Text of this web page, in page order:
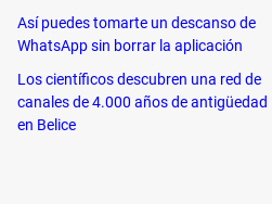
subir las tuyas
la plataforma en redes sociales
Así puedes tomarte un descanso de
WhatsApp sin borrar la aplicación
Los científicos descubren una red de
canales de 4.000 años de antigüedad
en Belice